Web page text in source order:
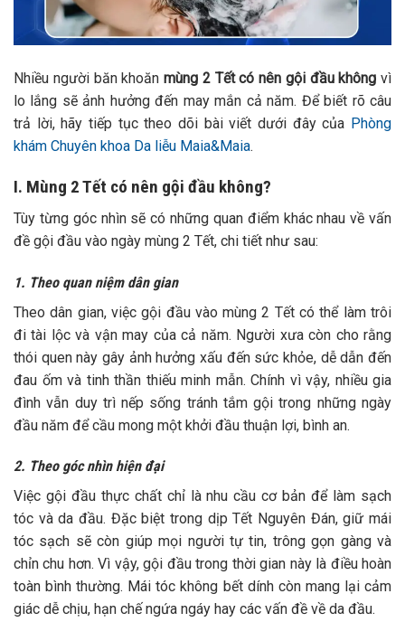
Nhiều người băn khoăn mùng 2 Tết có nên gội đầu không vì
lo lắng sẽ ảnh hưởng đến may mắn cả năm. Để biết rõ câu
trả lời, hãy tiếp tục theo dõi bài viết dưới đây của Phòng
khám Chuyên khoa Da liễu Maia&Maia.
I. Mùng 2 Tết có nên gội đầu không?
Tùy từng góc nhìn sẽ có những quan điểm khác nhau về vấn
đề gội đầu vào ngày mùng 2 Tết, chi tiết như sau:
1. Theo quan niệm dân gian
Theo dân gian, việc gội đầu vào mùng 2 Tết có thể làm trôi
đi tài lộc và vận may của cả năm. Người xưa còn cho rằng
thói quen này gây ảnh hưởng xấu đến sức khỏe, dễ dẫn đến
đau ốm và tinh thần thiếu minh mẫn. Chính vì vậy, nhiều gia
đình vẫn duy trì nếp sống tránh tắm gội trong những ngày
đầu năm để cầu mong một khởi đầu thuận lợi, bình an.
2. Theo góc nhìn hiện đại
Việc gội đầu thực chất chỉ là nhu cầu cơ bản để làm sạch
tóc và da đầu. Đặc biệt trong dịp Tết Nguyên Đán, giữ mái
tóc sạch sẽ còn giúp mọi người tự tin, trông gọn gàng và
chỉn chu hơn. Vì vậy, gội đầu trong thời gian này là điều hoàn
toàn bình thường. Mái tóc không bết dính còn mang lại cảm
giác dễ chịu, hạn chế ngứa ngáy hay các vấn đề về da đầu.